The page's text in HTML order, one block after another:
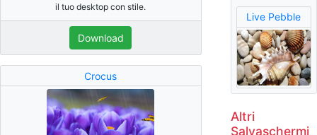
il tuo desktop con stile.
Download
Crocus
Live Pebble
Altri
Salvaschermi